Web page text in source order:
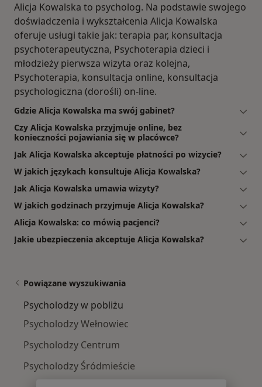
Alicja Kowalska to psycholog. Na podstawie swojego
doświadczenia i wykształcenia Alicja Kowalska
oferuje usługi takie jak: terapia par, konsultacja
psychoterapeutyczna, Psychoterapia dzieci i
młodzieży pierwsza wizyta oraz kolejna,
Psychoterapia, konsultacja online, konsultacja
psychologiczna (dorośli) on-line.
Gdzie Alicja Kowalska ma swój gabinet?
Czy Alicja Kowalska przyjmuje online, bez
konieczności pojawiania się w placówce?
Jak Alicja Kowalska akceptuje płatności po wizycie?
W jakich językach konsultuje Alicja Kowalska?
Jak Alicja Kowalska umawia wizyty?
W jakich godzinach przyjmuje Alicja Kowalska?
Alicja Kowalska: co mówią pacjenci?
Jakie ubezpieczenia akceptuje Alicja Kowalska?
Powiązane wyszukiwania
Psycholodzy w pobliżu
Psycholodzy Wełnowiec
Psycholodzy Centrum
Psycholodzy Śródmieście